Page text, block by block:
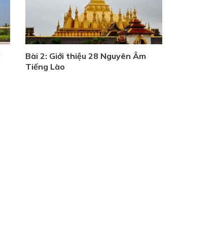
Bài 2: Giới thiệu 28 Nguyên Âm
Tiếng Lào